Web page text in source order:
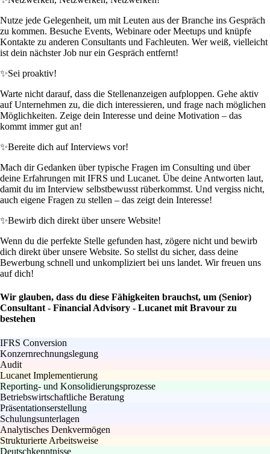
Nutze jede Gelegenheit, um mit Leuten aus der Branche ins Gespräch
zu kommen. Besuche Events, Webinare oder Meetups und knüpfe
Kontakte zu anderen Consultants und Fachleuten. Wer weiß, vielleicht
ist dein nächster Job nur ein Gespräch entfernt!
✨Sei proaktiv!
Warte nicht darauf, dass die Stellenanzeigen aufploppen. Gehe aktiv
auf Unternehmen zu, die dich interessieren, und frage nach möglichen
Möglichkeiten. Zeige dein Interesse und deine Motivation – das
kommt immer gut an!
✨Bereite dich auf Interviews vor!
Mach dir Gedanken über typische Fragen im Consulting und über
deine Erfahrungen mit IFRS und Lucanet. Übe deine Antworten laut,
damit du im Interview selbstbewusst rüberkommst. Und vergiss nicht,
auch eigene Fragen zu stellen – das zeigt dein Interesse!
✨Bewirb dich direkt über unsere Website!
Wenn du die perfekte Stelle gefunden hast, zögere nicht und bewirb
dich direkt über unsere Website. So stellst du sicher, dass deine
Bewerbung schnell und unkompliziert bei uns landet. Wir freuen uns
auf dich!
Wir glauben, dass du diese Fähigkeiten brauchst, um (Senior)
Consultant - Financial Advisory - Lucanet mit Bravour zu
bestehen
IFRS Conversion
Konzernrechnungslegung
Audit
Lucanet Implementierung
Reporting- und Konsolidierungsprozesse
Betriebswirtschaftliche Beratung
Präsentationserstellung
Schulungsunterlagen
Analytisches Denkvermögen
Strukturierte Arbeitsweise
Deutschkenntnisse